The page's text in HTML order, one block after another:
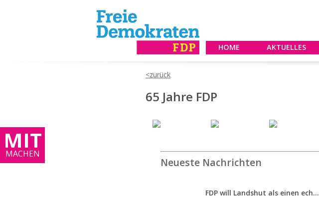
HOME
AKTUELLES
MIT
MACHEN
65 Jahre FDP
Neueste Nachrichten
FDP will Landshut als einen echten Chancenort gestalten